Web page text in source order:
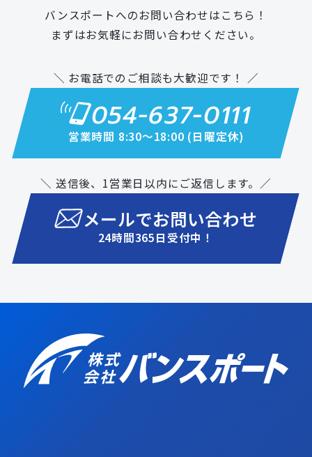
バンスポートへのお問い合わせはこちら！
まずはお気軽にお問い合わせください。
＼ お電話でのご相談も大歓迎です！ ／
054-637-0111
営業時間 8:30〜18:00 (日曜定休)
＼ 送信後、1営業日以内にご返信します。／
メールでお問い合わせ
24時間365日受付中！